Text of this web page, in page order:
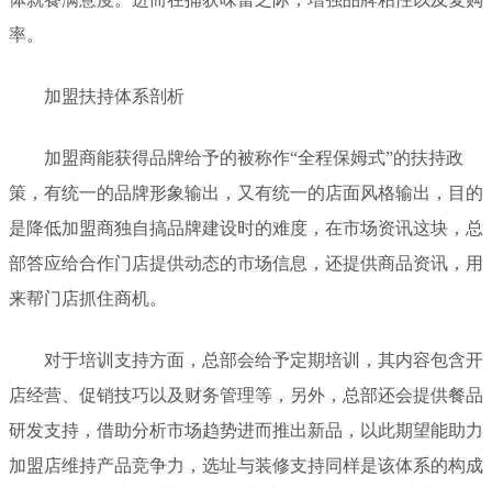
率。
加盟扶持体系剖析
加盟商能获得品牌给予的被称作“全程保姆式”的扶持政
策，有统一的品牌形象输出，又有统一的店面风格输出，目的
是降低加盟商独自搞品牌建设时的难度，在市场资讯这块，总
部答应给合作门店提供动态的市场信息，还提供商品资讯，用
来帮门店抓住商机。
对于培训支持方面，总部会给予定期培训，其内容包含开
店经营、促销技巧以及财务管理等，另外，总部还会提供餐品
研发支持，借助分析市场趋势进而推出新品，以此期望能助力
加盟店维持产品竞争力，选址与装修支持同样是该体系的构成